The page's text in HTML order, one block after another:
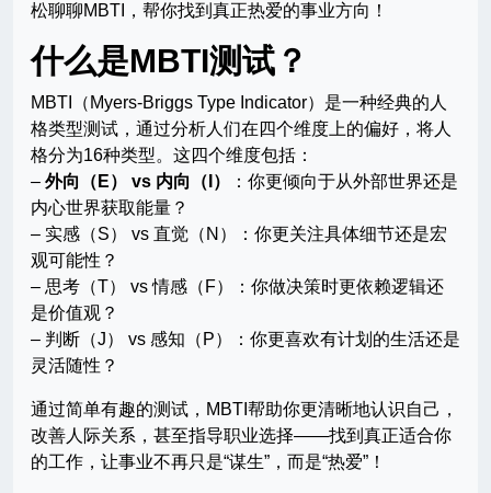
松聊聊MBTI，帮你找到真正热爱的事业方向！
什么是MBTI测试？
MBTI（Myers-Briggs Type Indicator）是一种经典的人
格类型测试，通过分析人们在四个维度上的偏好，将人
格分为16种类型。这四个维度包括：
– 外向（E） vs 内向（I）
：你更倾向于从外部世界还是
内心世界获取能量？
– 实感（S） vs 直觉（N）：你更关注具体细节还是宏
观可能性？
– 思考（T） vs 情感（F）：你做决策时更依赖逻辑还
是价值观？
– 判断（J） vs 感知（P）：你更喜欢有计划的生活还是
灵活随性？
通过简单有趣的测试，MBTI帮助你更清晰地认识自己，
改善人际关系，甚至指导职业选择——找到真正适合你
的工作，让事业不再只是“谋生”，而是“热爱”！